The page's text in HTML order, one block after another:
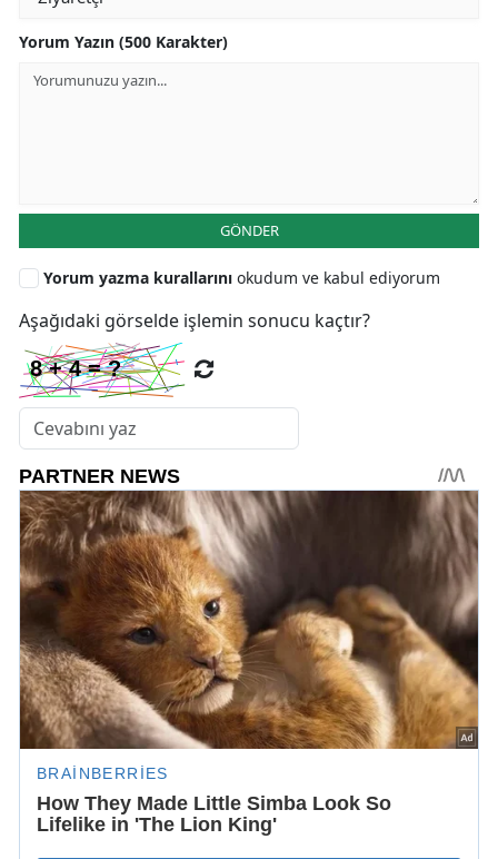
Yorum Yazın (500 Karakter)
GÖNDER
Yorum yazma kurallarını okudum ve kabul ediyorum
Aşağıdaki görselde işlemin sonucu kaçtır?